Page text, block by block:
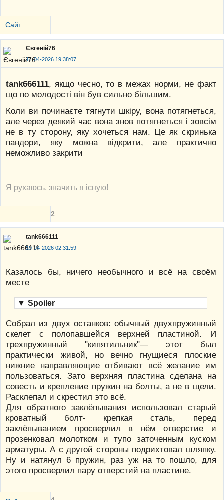
Сайт
Євгеній76
14-04-2026 19:38:07
tank666111, якщо чесно, то в межах норми, не факт
що по молодості він був сильно більшим.
Коли ви починаєте тягнути шкіру, вона потягнеться,
але через деякий час вона знов потягнеться і зовсім
не в ту сторону, яку хочеться нам. Це як скринька
пандори, яку можна відкрити, але практично
неможливо закрити
Я рухаюсь, значить я існую!
2
tank666111
19-04-2026 02:31:59
Казалось бы, ничего необычного и всё на своём
месте
▼ Spoiler
Собрал из двух останков: обычный двухпружинный
скелет с полопавшейся верхней пластиной. И
трехпружинный "кипятильник"— этот был
практически живой, но вечно гнущиеся плоские
нижние направляющие отбивают всё желание им
пользоваться. Зато верхняя пластина сделана на
совесть и крепление пружин на болты, а не в щели.
Расклепал и скрестил это всё.
Для обратного заклёпывания использовал старый
кроватный болт- крепкая сталь, перед
заклёпыванием просверлил в нём отверстие и
прозенковал молотком и тупо заточенным куском
арматуры. А с другой стороны подрихтовал шляпку.
Ну и натянул 6 пружин, раз уж на то пошло, для
этого просверлил пару отверстий на пластине.